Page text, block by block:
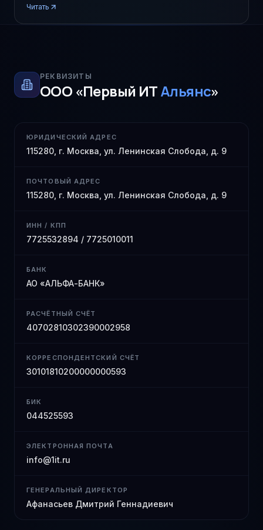
Читать
РЕКВИЗИТЫ
ООО «Первый ИТАльянс»
ЮРИДИЧЕСКИЙ АДРЕС
115280, г. Москва, ул. Ленинская Слобода, д. 9
ПОЧТОВЫЙ АДРЕС
115280, г. Москва, ул. Ленинская Слобода, д. 9
ИНН / КПП
7725532894 / 7725010011
БАНК
АО «АЛЬФА-БАНК»
РАСЧЁТНЫЙ СЧЁТ
40702810302390002958
КОРРЕСПОНДЕНТСКИЙ СЧЁТ
30101810200000000593
БИК
044525593
ЭЛЕКТРОННАЯ ПОЧТА
info@1it.ru
ГЕНЕРАЛЬНЫЙ ДИРЕКТОР
Афанасьев Дмитрий Геннадиевич